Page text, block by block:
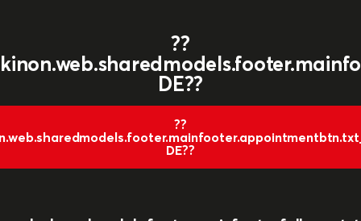
??
DE??
??
DE??